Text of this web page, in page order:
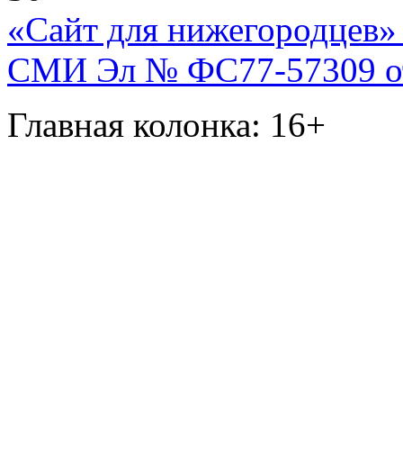
«Сайт для нижегородцев»
СМИ Эл № ФС77-57309
Главная колонка: 16+